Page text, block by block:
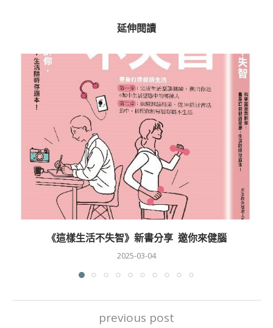
延伸閱讀
《這樣生活不失智》新書分享 邀你來健腦
2025-03-04
previous post